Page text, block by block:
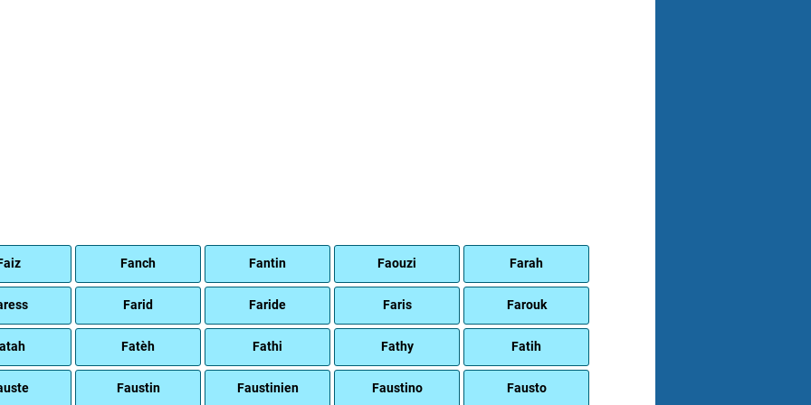
Fanch Fantin Faouzi Farah
Farid Faride Faris Farouk
Fatèh Fathi Fathy Fatih
Faustin Faustinien Faustino Fausto